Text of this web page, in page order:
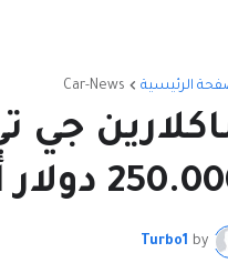
الرئيسية Car-News
دولار أمريكي وتفشل؟!
by
Turbo1